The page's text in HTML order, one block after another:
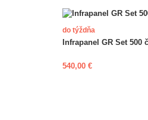
do týždňa
Infrapanel GR Set 500
540,00 €